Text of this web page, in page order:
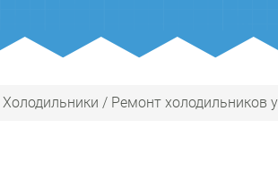
Холодильники / Ремонт холодильников